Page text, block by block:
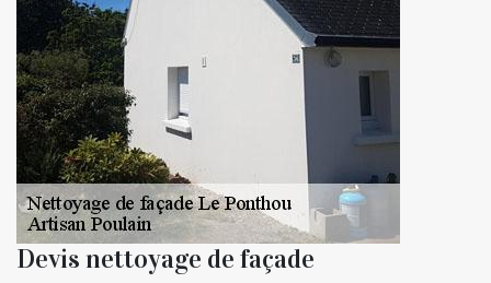
Devis nettoyage de façade